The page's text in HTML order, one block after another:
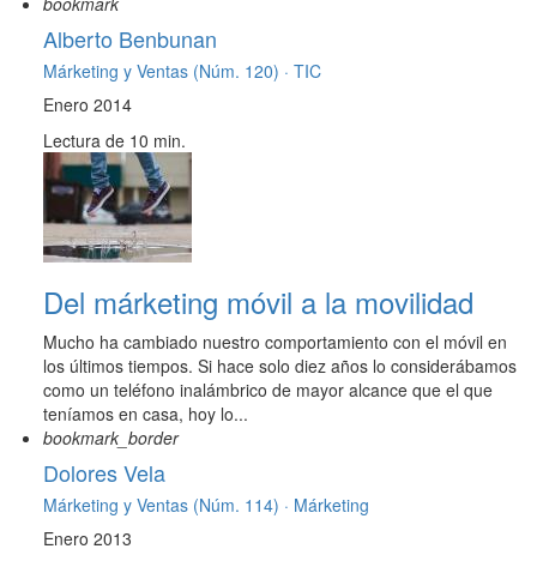
Alberto Benbunan
Márketing y Ventas (Núm. 120) · TIC
Enero 2014
Lectura de 10 min.
Del márketing móvil a la movilidad
Mucho ha cambiado nuestro comportamiento con el móvil en
los últimos tiempos. Si hace solo diez años lo considerábamos
como un teléfono inalámbrico de mayor alcance que el que
teníamos en casa, hoy lo...
bookmark_border
Dolores Vela
Márketing y Ventas (Núm. 114) · Márketing
Enero 2013